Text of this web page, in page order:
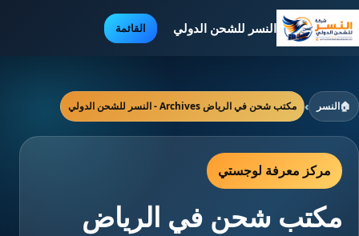
النسر للشحن الدولي القائمة
🏠النسر › مكتب شحن في الرياض Archives - النسر للشحن الدولي
مركز معرفة لوجستي
مكتب شحن في الرياض